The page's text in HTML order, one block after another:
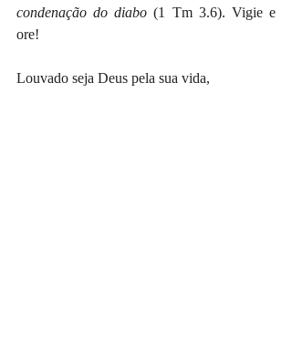
condenação do diabo (1 Tm 3.6). Vigie e
ore!
Louvado seja Deus pela sua vida,